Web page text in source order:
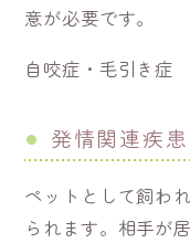
意が必要です。
自咬症・毛引き症
発情関連疾患
ペットとして飼わ
られます。相手が